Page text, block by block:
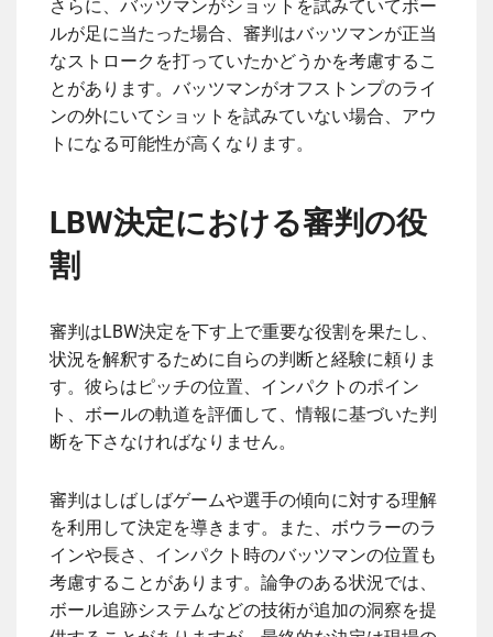
さらに、バッツマンがショットを試みていてボー
ルが足に当たった場合、審判はバッツマンが正当
なストロークを打っていたかどうかを考慮するこ
とがあります。バッツマンがオフストンプのライ
ンの外にいてショットを試みていない場合、アウ
トになる可能性が高くなります。
LBW決定における審判の役
割
審判はLBW決定を下す上で重要な役割を果たし、
状況を解釈するために自らの判断と経験に頼りま
す。彼らはピッチの位置、インパクトのポイン
ト、ボールの軌道を評価して、情報に基づいた判
断を下さなければなりません。
審判はしばしばゲームや選手の傾向に対する理解
を利用して決定を導きます。また、ボウラーのラ
インや長さ、インパクト時のバッツマンの位置も
考慮することがあります。論争のある状況では、
ボール追跡システムなどの技術が追加の洞察を提